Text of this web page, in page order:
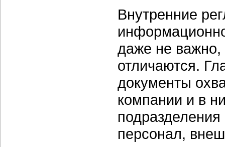
Внутренние
даже не важно,
отличаются.
документы
компании и в
персонал,